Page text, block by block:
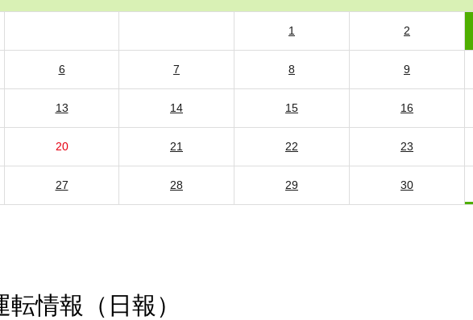
1 2
6 7 8 9
13 14 15 16
20 21 22 23
27 28 29 30
情報（日報）